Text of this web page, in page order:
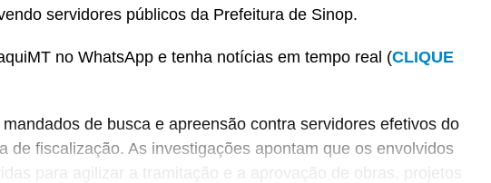
servidores públicos da Prefeitura de Sinop.
no WhatsApp e tenha notícias em tempo real (CLIQUE
de busca e apreensão contra servidores efetivos do
de fiscalização. As investigações apontam que os envolvidos
para agilizar a tramitação e a aprovação de obras, projetos